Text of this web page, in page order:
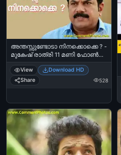
അന്തസ്സുണ്ടോടാ നിനക്കൊക്കെ ? -
മുകേഷ് രാത്രി 11 മണി ഫോണ്‍
കോള്‍ - - Anthassundoda
Ninakkokke Anthass - Mukesh
Night 11 O Clock Phone Call
View
Download HD
Share
528